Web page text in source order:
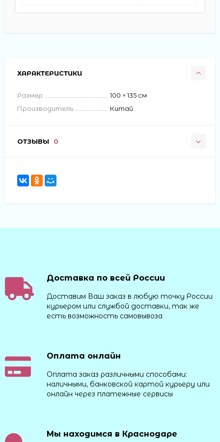
ХАРАКТЕРИСТИКИ
Размер
100 × 135 см
Производитель
Китай
ОТЗЫВЫ 0
Доставка по всей России
Доставим Ваш заказ в любую точку России
курьером или службой доставки, так же
есть возможность самовывоза
Оплата онлайн
Оплата заказ различными способами:
наличными, банковской картой курьеру или
онлайн через платежные сервисы
Мы находимся в Краснодаре